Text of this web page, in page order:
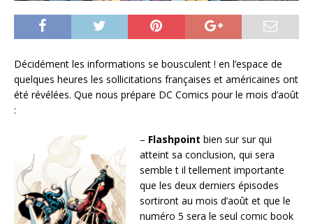
Décidément les informations se bousculent ! en l’espace de
quelques heures les sollicitations françaises et américaines ont
été révélées. Que nous prépare DC Comics pour le mois d’août
:
– Flashpoint bien sur sur qui
atteint sa conclusion, qui sera
semble t il tellement importante
que les deux derniers épisodes
sortiront au mois d’août et que le
numéro 5 sera le seul comic book